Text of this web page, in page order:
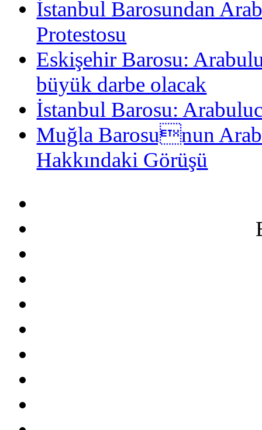
İstanbul Barosundan
Protestosu
Eskişehir Barosu:
büyük darbe olacak
İstanbul Barosu:
Muğla Barosunun
Hakkındaki Görüşü